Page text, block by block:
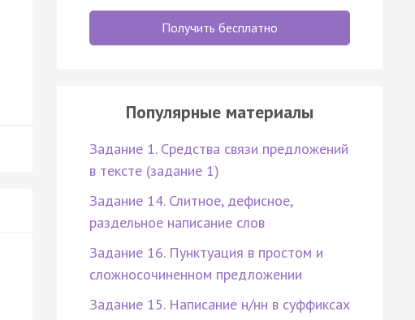
Получить бесплатно
Популярные материалы
Задание 1. Средства связи предложений
в тексте (задание 1)
Задание 14. Слитное, дефисное,
раздельное написание слов
Задание 16. Пунктуация в простом и
сложносочиненном предложении
Задание 15. Написание н/нн в суффиксах